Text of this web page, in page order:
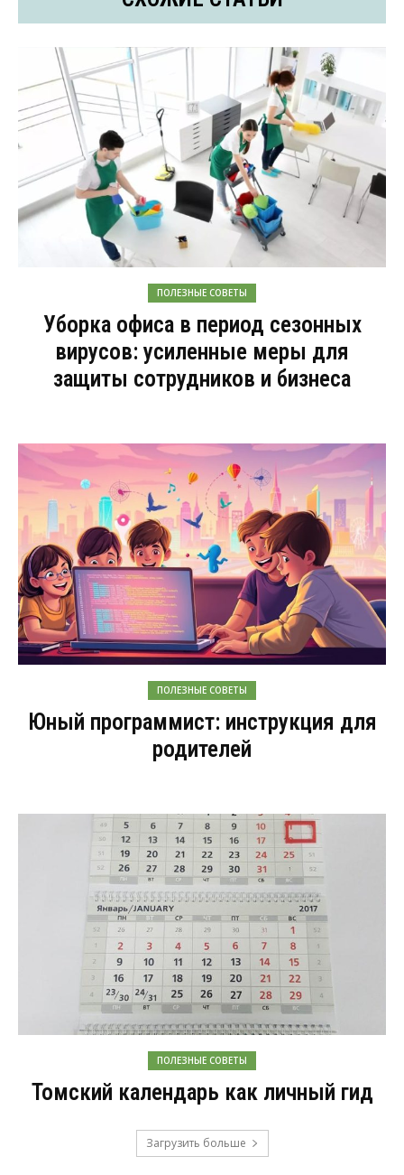
ПОЛЕЗНЫЕ СОВЕТЫ
Уборка офиса в период сезонных
вирусов: усиленные меры для
защиты сотрудников и бизнеса
ПОЛЕЗНЫЕ СОВЕТЫ
Юный программист: инструкция для
родителей
ПОЛЕЗНЫЕ СОВЕТЫ
Томский календарь как личный гид
Загрузить больше